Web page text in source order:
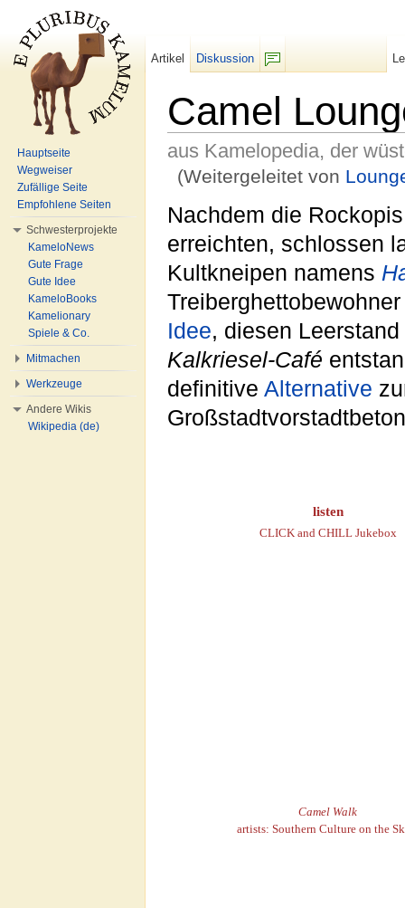
Camel
aus Kamelopedia, der
(Weitergeleitet von
Nachdem die
erreichten, schlossen
Kultkneipen namens
Idee, diesen
Kalkriesel-Café
definitive Alternative
listen
CLICK and CHILL Jukebox
Camel Walk
artists: Southern Culture on the
Artikel
Diskussion
Hauptseite
Wegweiser
Zufällige Seite
Empfohlene Seiten
Schwesterprojekte
KameloNews
Gute Frage
Gute Idee
KameloBooks
Kamelionary
Spiele & Co.
Mitmachen
Werkzeuge
Andere Wikis
Wikipedia (de)